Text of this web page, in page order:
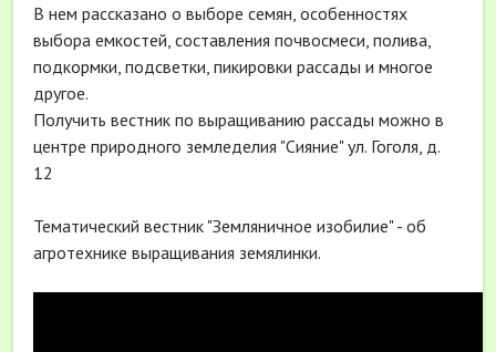
В нем рассказано о выборе семян, особенностях
выбора емкостей, составления почвосмеси, полива,
подкормки, подсветки, пикировки рассады и многое
другое.
Получить вестник по выращиванию рассады можно в
центре природного земледелия "Сияние" ул. Гоголя, д.
12
Тематический вестник "Земляничное изобилие" - об
агротехнике выращивания земялинки.